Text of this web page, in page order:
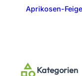
Aprikosen-
Kategorien